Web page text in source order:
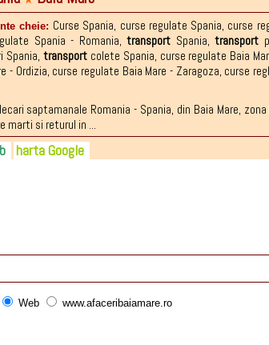
cheie: Curse Spania, curse regulate Spania, curse
Spania - Romania, transport Spania, transport
Spania, transportcolete Spania, curse regulate Baia
- Ordizia, curse regulate Baia Mare - Zaragoza, curse
saptamanale Romania - Spania, din Baia Mare,
marti si returul in ...
harta Google
Web www.afaceribaiamare.ro